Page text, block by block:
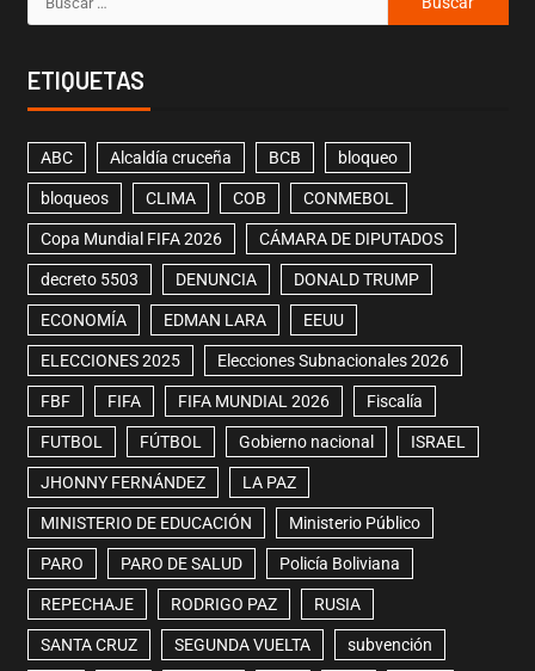
ETIQUETAS
ABC Alcaldía cruceña BCB bloqueo
bloqueos CLIMA COB CONMEBOL
Copa Mundial FIFA 2026 CÁMARA DE DIPUTADOS
decreto 5503 DENUNCIA DONALD TRUMP
ECONOMÍA EDMAN LARA EEUU
ELECCIONES 2025 Elecciones Subnacionales 2026
FBF FIFA FIFA MUNDIAL 2026 Fiscalía
FUTBOL FÚTBOL Gobierno nacional ISRAEL
JHONNY FERNÁNDEZ LA PAZ
MINISTERIO DE EDUCACIÓN Ministerio Público
PARO PARO DE SALUD Policía Boliviana
REPECHAJE RODRIGO PAZ RUSIA
SANTA CRUZ SEGUNDA VUELTA subvención